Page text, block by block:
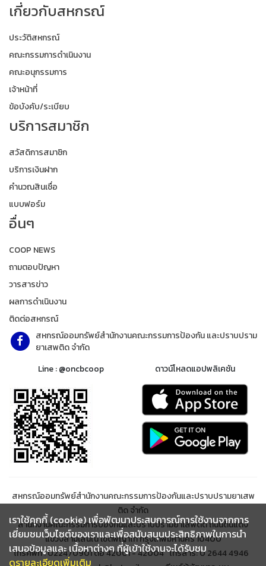
เกี่ยวกับสหกรณ์
ประวัติสหกรณ์
คณะกรรมการดำเนินงาน
คณะอนุกรรมการ
เจ้าหน้าที่
ข้อบังคับ/ระเบียบ
บริการสมาชิก
สวัสดิการสมาชิก
บริการเงินฝาก
คำนวณสินเชื่อ
แบบฟอร์ม
อื่นๆ
COOP NEWS
ถามตอบปัญหา
วารสารข่าว
ผลการดำเนินงาน
ติดต่อสหกรณ์
สหกรณ์ออมทรัพย์สำนักงานคณะกรรมการป้องกัน และปราบปราม
ยาเสพติด จำกัด
Line : @oncbcoop
ดาวน์โหลดแอปพลิเคชัน
สหกรณ์ออมทรัพย์สำนักงานคณะกรรมการป้องกันและปราบปรามยาเสพ
ติด จำกัด
สำนักงานคณะกรรมการป้องกันและปราบปรามยาเสพติด ถนนดินแดง
แขวงสามเสนใน เขตพญาไท กรุงเทพมหานคร 10400
โทรศัพท์ : 022470901 ต่อ 42001 - 42004 โทรสาร: 0 2644 4946
เราใช้คุกกี้ (cookie) เพื่อพัฒนาประสบการณ์การใช้งานจากการ
เยี่ยมชมเว็บไซต์ของเราและเพื่อสนับสนุนประสิทธิภาพในการนำ
เสนอข้อมูลและ เนื้อหาต่างๆ ที่ผู้เข้าใช้งานจะได้รับชม
ดูรายละเอียดเพิ่มเติม